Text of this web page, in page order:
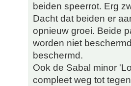
beiden speerrot. Erg
Dacht dat beiden er
opnieuw groei. Beide
worden niet
beschermd.
Ook de Sabal minor
compleet weg tot